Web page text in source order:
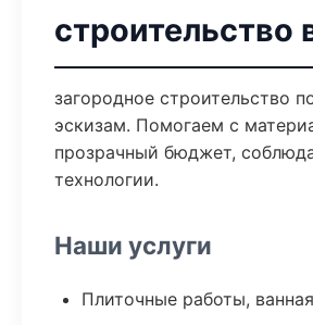
строительство
загородное строительство
эскизам. Помогаем с
прозрачный бюджет,
технологии.
Наши услуги
Плиточные работы,